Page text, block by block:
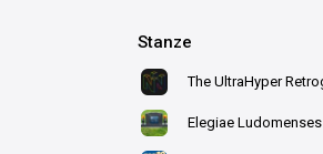
Stanze
Elegiae Ludomenses